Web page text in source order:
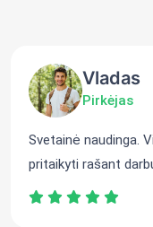
Vladas
Pirkėjas
Svetainė naudinga.
pritaikyti rašant